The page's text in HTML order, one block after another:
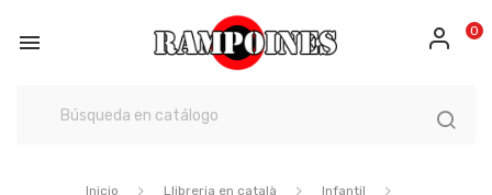
 0
Inicio Llibreria en català
Infantil